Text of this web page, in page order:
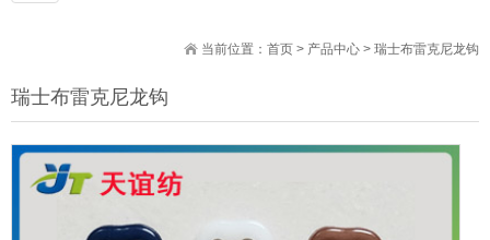
当前位置： 首页 > 产品中心 > 瑞士布雷克尼龙钩
瑞士布雷克尼龙钩